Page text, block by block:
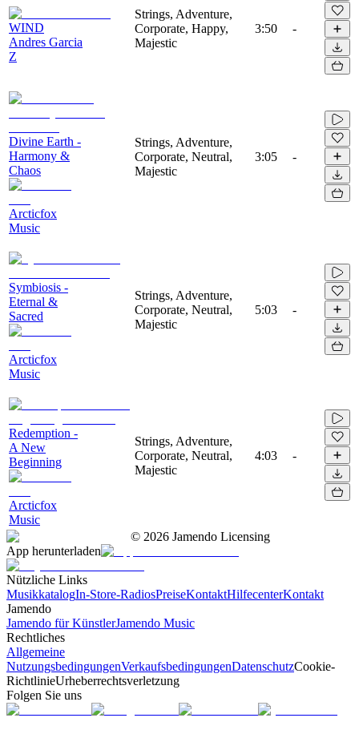
WIND
Andres Garcia
Z
Strings, Adventure,
Corporate, Happy,
Majestic
3:50 -
Divine Earth -
Harmony &
Chaos
Arcticfox
Music
Strings, Adventure,
Corporate, Neutral,
Majestic
3:05 -
Symbiosis -
Eternal &
Sacred
Arcticfox
Music
Strings, Adventure,
Corporate, Neutral,
Majestic
5:03 -
Redemption -
A New
Beginning
Arcticfox
Music
Strings, Adventure,
Corporate, Neutral,
Majestic
4:03 -
© 2026 Jamendo Licensing
App herunterladen
Nützliche Links
MusikkatalogIn-Store-RadiosPreiseKontaktHilfecenterKontakt
Jamendo
Jamendo für KünstlerJamendo Music
Rechtliches
Allgemeine
NutzungsbedingungenVerkaufsbedingungenDatenschutzCookie-
RichtlinieUrheberrechtsverletzung
Folgen Sie uns